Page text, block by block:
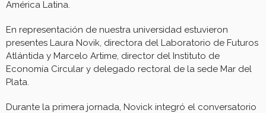
América Latina.
En representación de nuestra universidad estuvieron
presentes Laura Novik, directora del Laboratorio de Futuros
Atlántida y Marcelo Artime, director del Instituto de
Economía Circular y delegado rectoral de la sede Mar del
Plata.
Durante la primera jornada, Novick integró el conversatorio